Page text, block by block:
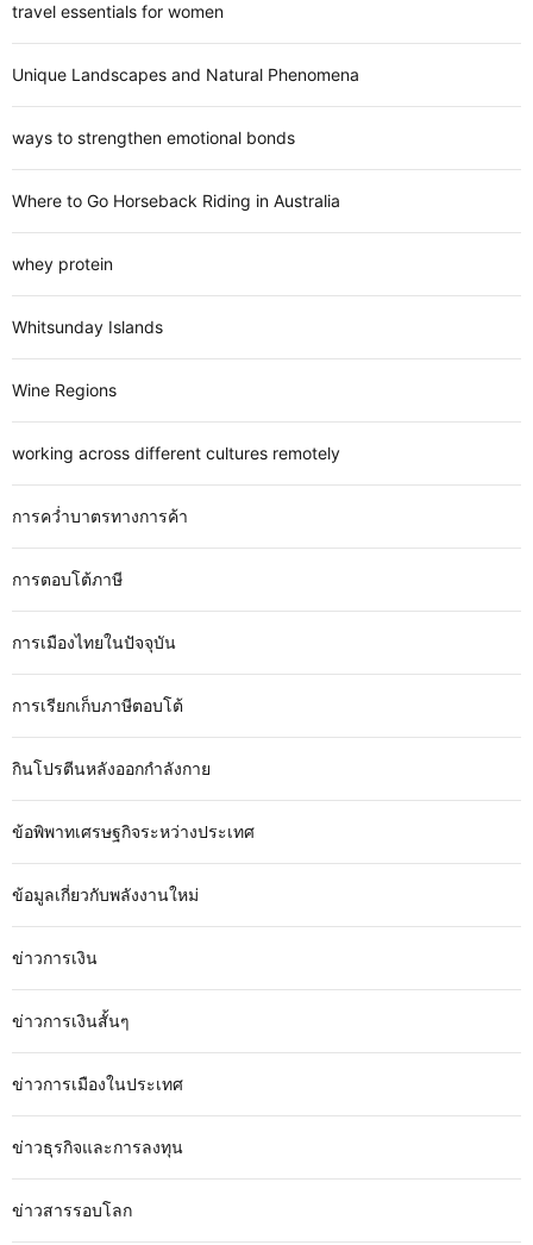
travel essentials for women
Unique Landscapes and Natural Phenomena
ways to strengthen emotional bonds
Where to Go Horseback Riding in Australia
whey protein
Whitsunday Islands
Wine Regions
working across different cultures remotely
การคว่ำบาตรทางการค้า
การตอบโต้ภาษี
การเมืองไทยในปัจจุบัน
การเรียกเก็บภาษีตอบโต้
กินโปรตีนหลังออกกำลังกาย
ข้อพิพาทเศรษฐกิจระหว่างประเทศ
ข้อมูลเกี่ยวกับพลังงานใหม่
ข่าวการเงิน
ข่าวการเงินสั้นๆ
ข่าวการเมืองในประเทศ
ข่าวธุรกิจและการลงทุน
ข่าวสารรอบโลก